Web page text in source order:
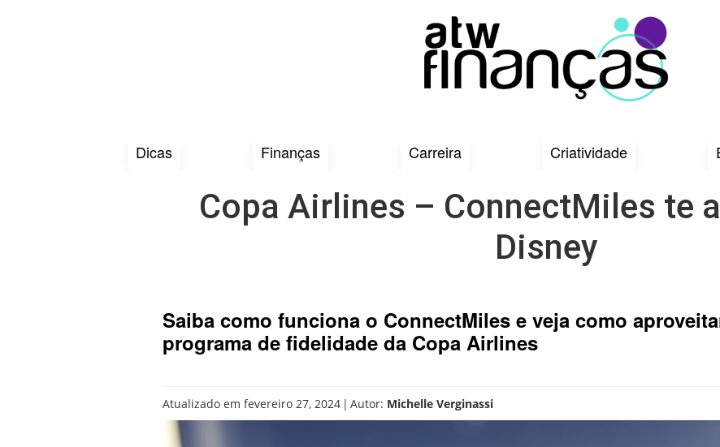
Dicas Finanças Carreira Criatividade
Copa Airlines – ConnectMiles te
Disney
Saiba como funciona o ConnectMiles e veja como
programa de fidelidade da Copa Airlines
Atualizado em fevereiro 27, 2024 | Autor: Michelle Verginassi